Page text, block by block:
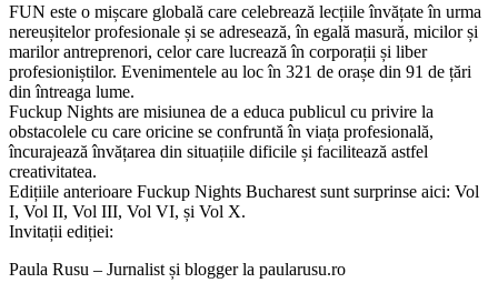
FUN este o mișcare globală care celebrează lecțiile învățate în urma
nereușitelor profesionale și se adresează, în egală masură, micilor și
marilor antreprenori, celor care lucrează în corporații și liber
profesioniștilor. Evenimentele au loc în 321 de orașe din 91 de țări
din întreaga lume.
Fuckup Nights are misiunea de a educa publicul cu privire la
obstacolele cu care oricine se confruntă în viața profesională,
încurajează învățarea din situațiile dificile și facilitează astfel
creativitatea.
Edițiile anterioare Fuckup Nights Bucharest sunt surprinse aici: Vol
I, Vol II, Vol III, Vol VI, și Vol X.
Invitații ediției:
Paula Rusu – Jurnalist și blogger la paularusu.ro